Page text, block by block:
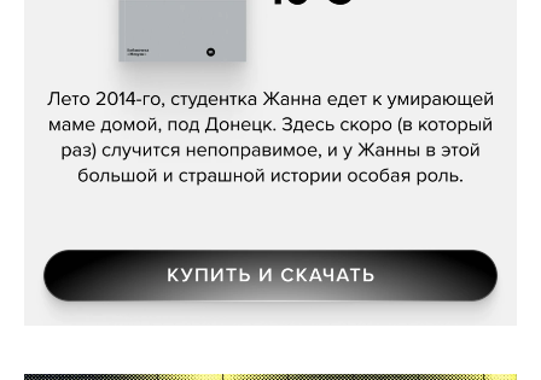
Сергей Лебедев, «Белая дама»